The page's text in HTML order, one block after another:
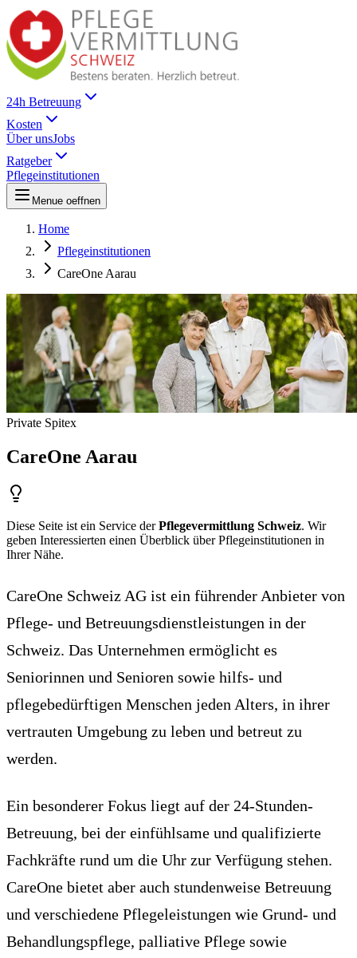
24h Betreuung
Kosten
Über unsJobs
Ratgeber
Pflegeinstitutionen
Menue oeffnen
Home
Pflegeinstitutionen
CareOne Aarau
Private Spitex
CareOne Aarau
Diese Seite ist ein Service derPflegevermittlung Schweiz. Wir
geben Interessierten einen Überblick über Pflegeinstitutionen in
Ihrer Nähe.
CareOne Schweiz AG ist ein führender Anbieter von
Pflege- und Betreuungsdienstleistungen in der
Schweiz. Das Unternehmen ermöglicht es
Seniorinnen und Senioren sowie hilfs- und
pflegebedürftigen Menschen jeden Alters, in ihrer
vertrauten Umgebung zu leben und betreut zu
werden.
Ein besonderer Fokus liegt auf der 24-Stunden-
Betreuung, bei der einfühlsame und qualifizierte
Fachkräfte rund um die Uhr zur Verfügung stehen.
CareOne bietet aber auch stundenweise Betreuung
und verschiedene Pflegeleistungen wie Grund- und
Behandlungspflege, palliative Pflege sowie